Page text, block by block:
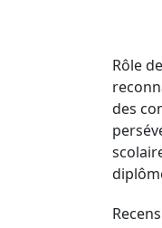
Rôle
des